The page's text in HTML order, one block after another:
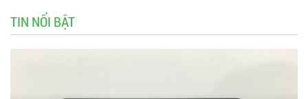
TIN NỔI BẬT